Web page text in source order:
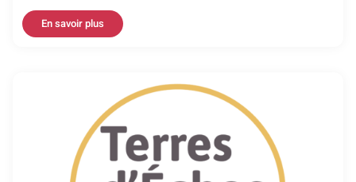
En savoir plus